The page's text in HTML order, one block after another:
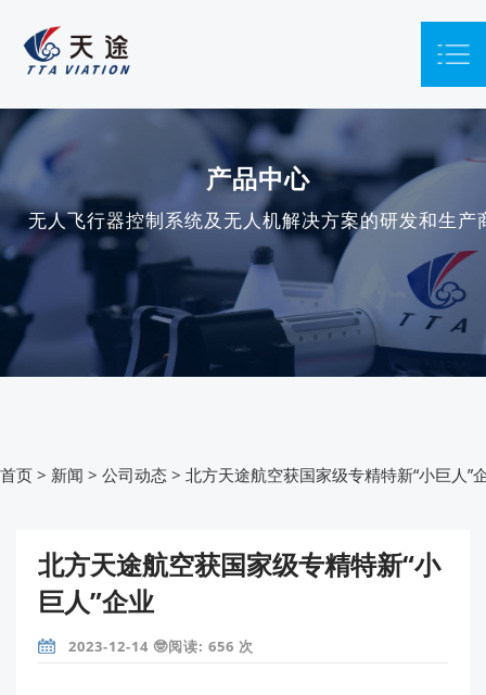
产品中心
无人飞行器控制系统及无人机解决方案的研发和生产
首页 > 新闻 > 公司动态 > 北方天途航空获国家级专精特新“小巨人”
北方天途航空获国家级专精特新“小
巨人”企业
2023-12-14 🤓阅读: 656 次